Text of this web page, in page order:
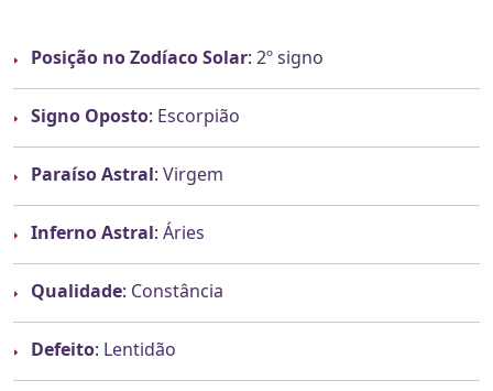
Posição no Zodíaco Solar: 2º signo
Signo Oposto: Escorpião
Paraíso Astral: Virgem
Inferno Astral: Áries
Qualidade: Constância
Defeito: Lentidão